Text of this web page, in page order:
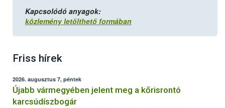
Kapcsolódó anyagok:
közlemény letölthető formában
Friss hírek
2026. augusztus 7, péntek
Újabb vármegyében jelent meg a kőrisrontó
karcsúdíszbogár